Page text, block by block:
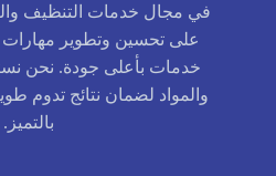
في مجال خدمات التنظيف
على تحسين وتطوير مهارات
خدمات بأعلى جودة. نحن
والمواد لضمان نتائج تدوم
بالتميز.